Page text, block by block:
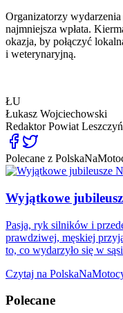
Organizatorzy
najmniejsza wpłata.
okazja, by połączyć
i weterynaryjną.
ŁU
Łukasz Wojciechowski
RedaktorPowiat
Polecane z
Wyjątkowe
Pasja, ryk silników i
prawdziwej, męskiej
to, co wydarzyło się w
Czytaj na
Polecane